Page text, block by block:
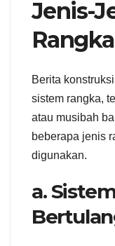
Jenis-
Berita
sistem rangka,
atau musibah
beberapa jenis
digunakan.
a.